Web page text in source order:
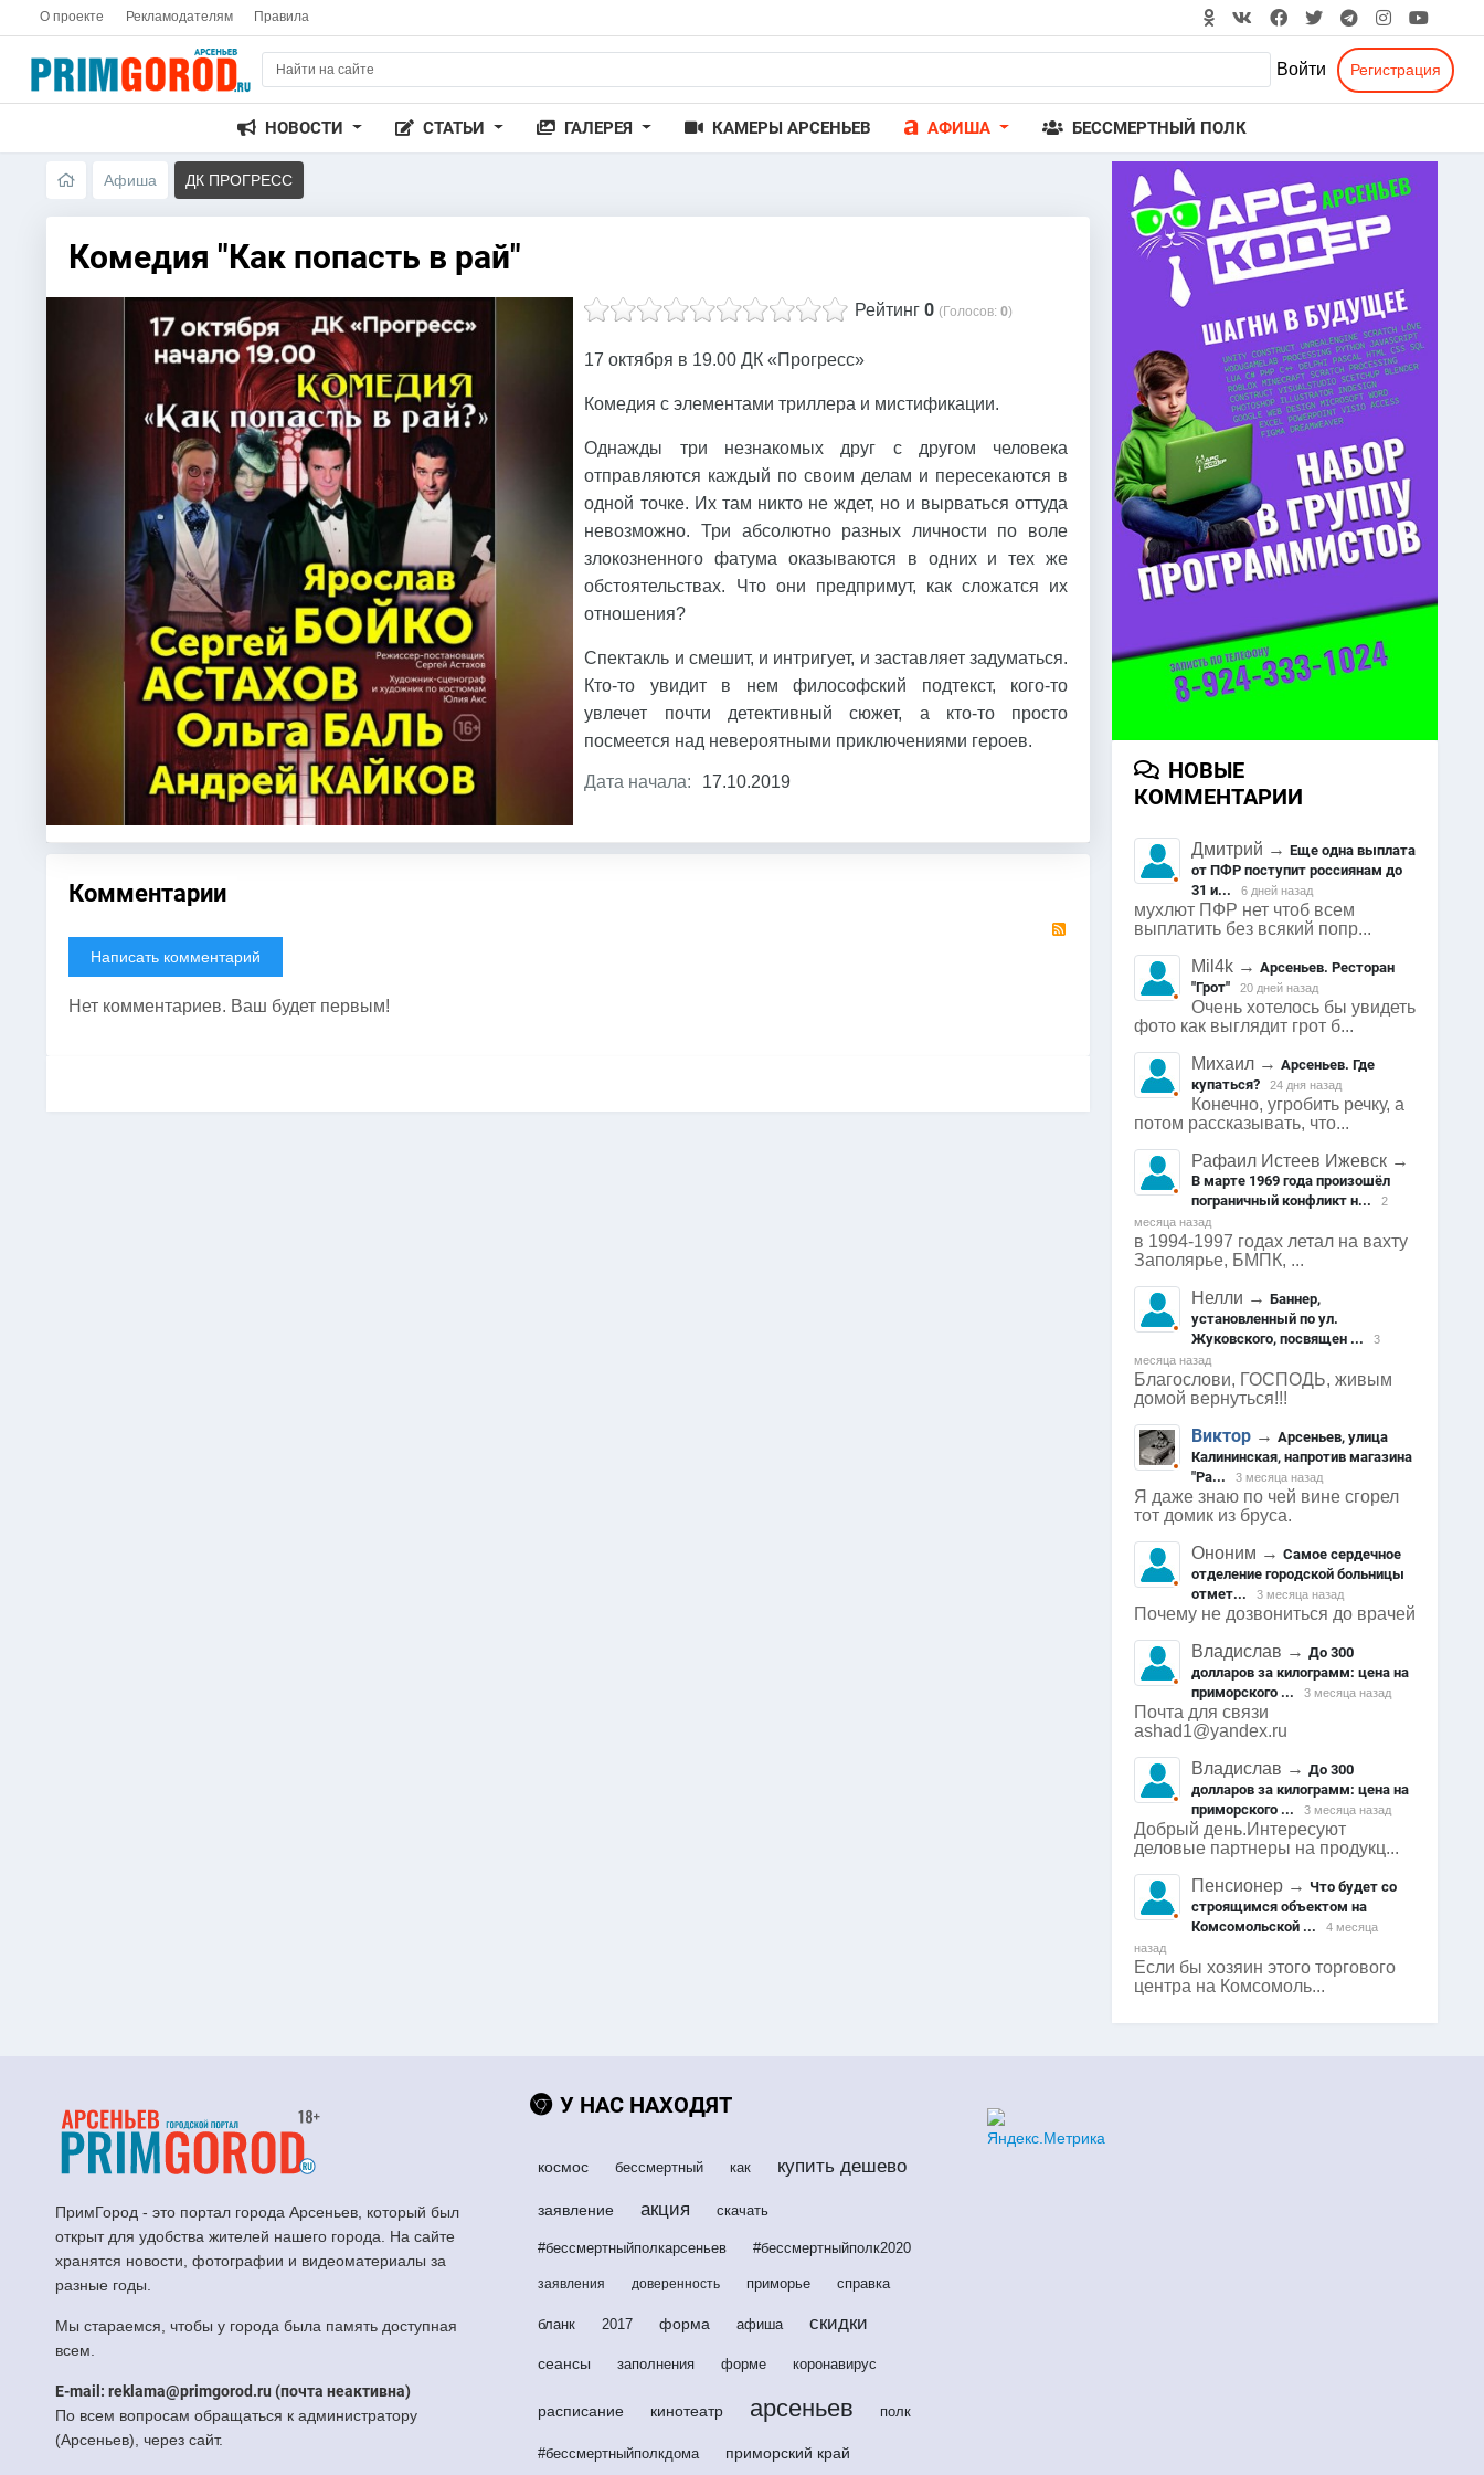
О проекте Рекламодателям Правила
Войти Регистрация
НОВОСТИ СТАТЬИ ГАЛЕРЕЯ КАМЕРЫ АРСЕНЬЕВ АФИША БЕССМЕРТНЫЙ ПОЛК
Афиша ДК ПРОГРЕСС
Комедия "Как попасть в рай"
Рейтинг 0 (Голосов:0)
17 октября в 19.00 ДК «Прогресс»
Комедия с элементами триллера и мистификации.
Однажды три незнакомых друг с другом человека
отправляются каждый по своим делам и пересекаются в
одной точке. Их там никто не ждет, но и вырваться оттуда
невозможно. Три абсолютно разных личности по воле
злокозненного фатума оказываются в одних и тех же
обстоятельствах. Что они предпримут, как сложатся их
отношения?
Спектакль и смешит, и интригует, и заставляет задуматься.
Кто-то увидит в нем философский подтекст, кого-то
увлечет почти детективный сюжет, а кто-то просто
посмеется над невероятными приключениями героев.
Дата начала: 17.10.2019
Комментарии
Написать комментарий
Нет комментариев. Ваш будет первым!
НОВЫЕ
КОММЕНТАРИИ
Дмитрий →Еще одна выплата
от ПФР поступит россиянам до
31 и...
6 дней назад
мухлют ПФР нет чтоб всем
выплатить без всякий попр...
Mil4k →Арсеньев. Ресторан
"Грот"
20 дней назад
Очень хотелось бы увидеть
фото как выглядит грот б...
Михаил →Арсеньев. Где
купаться?
24 дня назад
Конечно, угробить речку, а
потом рассказывать, что...
Рафаил Истеев Ижевск →
В марте 1969 года произошёл
пограничный конфликт н...
2
месяца назад
в 1994-1997 годах летал на вахту
Заполярье, БМПК, ...
Нелли →Баннер,
установленный по ул.
Жуковского, посвящен ...
3
месяца назад
Благослови, ГОСПОДЬ, живым
домой вернуться!!!
Виктор →Арсеньев, улица
Калининская, напротив магазина
"Ра...
3 месяца назад
Я даже знаю по чей вине сгорел
тот домик из бруса.
Ононим →Самое сердечное
отделение городской больницы
отмет...
3 месяца назад
Почему не дозвониться до врачей
Владислав →До 300
долларов за килограмм: цена на
приморского ...
3 месяца назад
Почта для связи
ashad1@yandex.ru
Владислав →До 300
долларов за килограмм: цена на
приморского ...
3 месяца назад
Добрый день.Интересуют
деловые партнеры на продукц...
Пенсионер →Что будет со
строящимся объектом на
Комсомольской ...
4 месяца
назад
Если бы хозяин этого торгового
центра на Комсомоль...
ПримГород - это портал города Арсеньев, который был
открыт для удобства жителей нашего города. На сайте
хранятся новости, фотографии и видеоматериалы за
разные годы.
Мы стараемся, чтобы у города была память доступная
всем.
E-mail: reklama@primgorod.ru (почта неактивна)
По всем вопросам обращаться к администратору
(Арсеньев), через сайт.
У НАС НАХОДЯТ
космос бессмертный как купить дешево
заявление акция скачать
#бессмертныйполкарсеньев #бессмертныйполк2020
заявления доверенность приморье справка
бланк 2017 форма афиша скидки
сеансы заполнения форме коронавирус
расписание кинотеатр арсеньев полк
#бессмертныйполкдома приморский край